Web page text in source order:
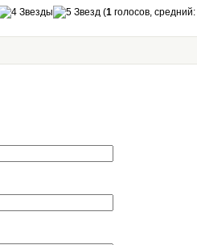
(1 голосов, средний: